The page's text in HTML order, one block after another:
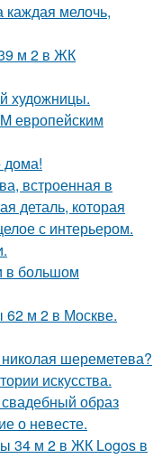
каждая мелочь,
м 2 в ЖК
художницы.
европейским
дома!
встроенная в
деталь, которая
с интерьером.
в большом
62 м 2 в Москве.
николая шереметева?
искусства.
образ
о невесте.
34 м 2 в ЖК Logos в